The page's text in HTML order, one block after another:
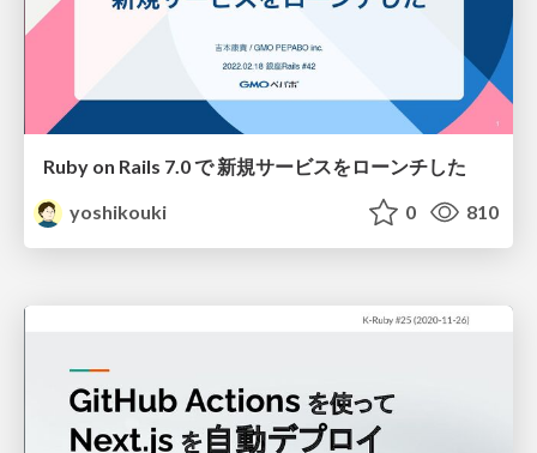
Ruby on Rails 7.0 で 新規サービスをローンチした
yoshikouki
0 810